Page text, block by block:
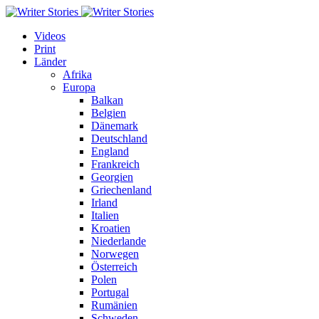
Videos
Print
Länder
Afrika
Europa
Balkan
Belgien
Dänemark
Deutschland
England
Frankreich
Georgien
Griechenland
Irland
Italien
Kroatien
Niederlande
Norwegen
Österreich
Polen
Portugal
Rumänien